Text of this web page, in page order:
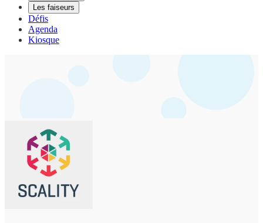
Les faiseurs
Défis
Agenda
Kiosque